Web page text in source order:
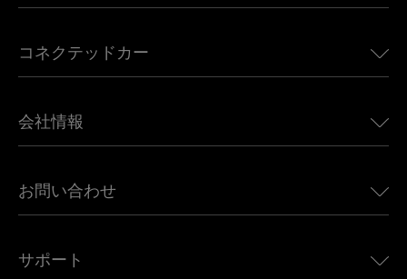
ヨーロッパ向けeSIM
カナダ向けeSIM
アフリカ向けeSIM
すべての目的地を見る
コネクテッドカー
Land Rover向けUbigi
Jeep向けUbigi
Mini向けUbigi
会社情報
Ubigi関連プレス
Ubigiアプリ
お問い合わせ
アフェリエイトプログラム
サポート